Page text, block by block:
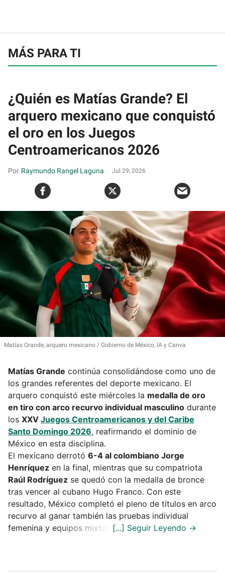
MÁS PARA TI
¿Quién es Matías Grande? El
arquero mexicano que conquistó
el oro en los Juegos
Centroamericanos 2026
Raymundo Rangel Laguna Jul 29, 2026
Matías Grande, arquero mexicano Gobierno de México, IA y Canva
Matías Grande continúa consolidándose como uno de
los grandes referentes del deporte mexicano. El
arquero conquistó este miércoles la medalla de oro
en tiro con arco recurvo individual masculino durante
los XXV Juegos Centroamericanos y del Caribe
Santo Domingo 2026, reafirmando el dominio de
México en esta disciplina.
El mexicano derrotó 6-4 al colombiano Jorge
Henríquez en la final, mientras que su compatriota
Raúl Rodríguez se quedó con la medalla de bronce
tras vencer al cubano Hugo Franco. Con este
resultado, México completó el pleno de títulos en arco
recurvo al ganar también las pruebas individual
femenina y equipos mixtos.